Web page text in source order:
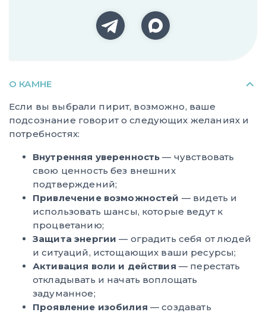
О КАМНЕ
Если вы выбрали пирит, возможно, ваше
подсознание говорит о следующих желаниях и
потребностях:
Внутренняя уверенность — чувствовать
свою ценность без внешних
подтверждений;
Привлечение возможностей — видеть и
использовать шансы, которые ведут к
процветанию;
Защита энергии — оградить себя от людей
и ситуаций, истощающих ваши ресурсы;
Активация воли и действия — перестать
откладывать и начать воплощать
задуманное;
Проявление изобилия — создавать